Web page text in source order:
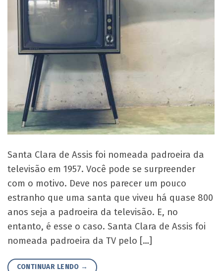
Santa Clara de Assis foi nomeada padroeira da
televisão em 1957. Você pode se surpreender
com o motivo. Deve nos parecer um pouco
estranho que uma santa que viveu há quase 800
anos seja a padroeira da televisão. E, no
entanto, é esse o caso. Santa Clara de Assis foi
nomeada padroeira da TV pelo […]
CONTINUAR LENDO →